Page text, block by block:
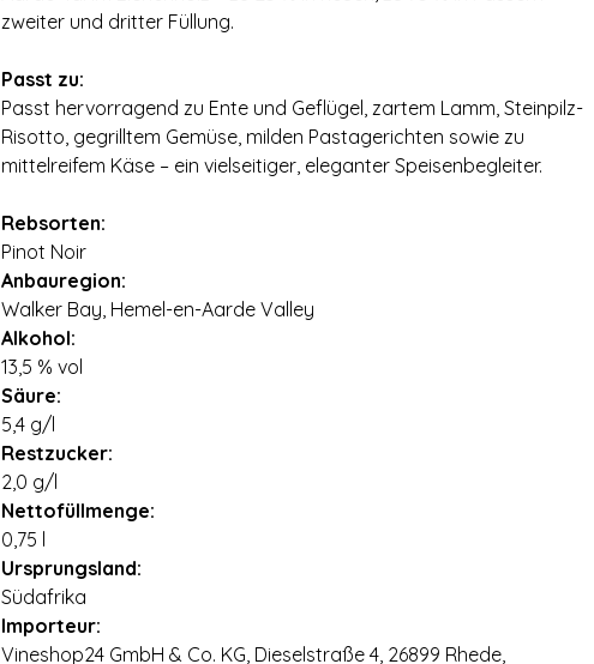
zweiter und dritter Füllung.
Passt zu:
Passt hervorragend zu Ente und Geflügel, zartem Lamm, Steinpilz-
Risotto, gegrilltem Gemüse, milden Pastagerichten sowie zu
mittelreifem Käse – ein vielseitiger, eleganter Speisenbegleiter.
Rebsorten:
Pinot Noir
Anbauregion:
Walker Bay, Hemel-en-Aarde Valley
Alkohol:
13,5 % vol
Säure:
5,4 g/l
Restzucker:
2,0 g/l
Nettofüllmenge:
0,75 l
Ursprungsland:
Südafrika
Importeur:
Vineshop24 GmbH & Co. KG, Dieselstraße 4, 26899 Rhede,